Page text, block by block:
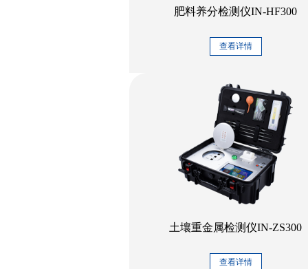
肥料养分检测仪IN-HF300
查看详情
土壤重金属检测仪IN-ZS300
查看详情